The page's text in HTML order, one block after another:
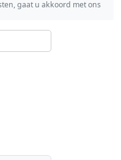
gaat u akkoord met ons